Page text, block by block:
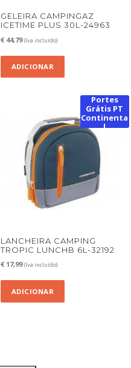
GELEIRA CAMPINGAZ
ICETIME PLUS 30L-24963
€ 44,79 (Iva incluído)
ADICIONAR
Portes
Grátis PT
Continenta
l
LANCHEIRA CAMPING
TROPIC LUNCHB 6L-32192
€ 17,99 (Iva incluído)
ADICIONAR